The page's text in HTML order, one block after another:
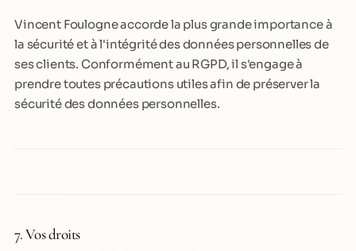
Vincent Foulogne accorde la plus grande importance à
la sécurité et à l'intégrité des données personnelles de
ses clients. Conformément au RGPD, il s'engage à
prendre toutes précautions utiles afin de préserver la
sécurité des données personnelles.
7. Vos droits